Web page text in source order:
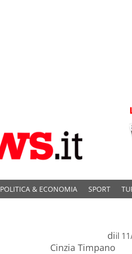
POLITICA & ECONOMIA SPORT
di
Cinzia Timpano
il